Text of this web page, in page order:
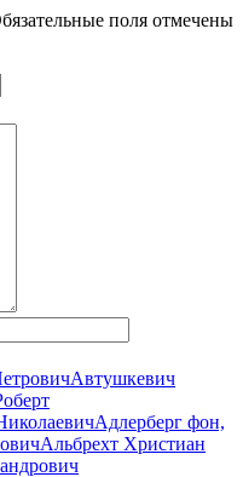
поля отмечены
Автушкевич
Адлерберг фон,
Альбрехт Христиан